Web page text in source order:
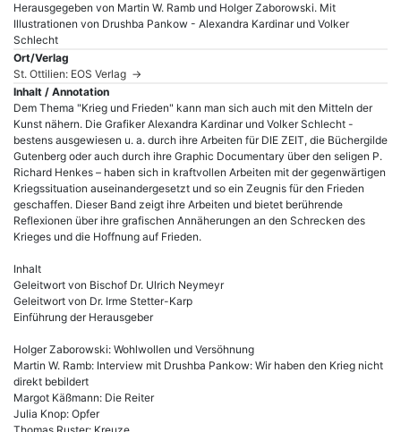
Herausgegeben von Martin W. Ramb und Holger Zaborowski. Mit
Illustrationen von Drushba Pankow - Alexandra Kardinar und Volker
Schlecht
Ort/Verlag
St. Ottilien: EOS Verlag →
Inhalt / Annotation
Dem Thema "Krieg und Frieden" kann man sich auch mit den Mitteln der
Kunst nähern. Die Grafiker Alexandra Kardinar und Volker Schlecht -
bestens ausgewiesen u. a. durch ihre Arbeiten für DIE ZEIT, die Büchergilde
Gutenberg oder auch durch ihre Graphic Documentary über den seligen P.
Richard Henkes – haben sich in kraftvollen Arbeiten mit der gegenwärtigen
Kriegssituation auseinandergesetzt und so ein Zeugnis für den Frieden
geschaffen. Dieser Band zeigt ihre Arbeiten und bietet berührende
Reflexionen über ihre grafischen Annäherungen an den Schrecken des
Krieges und die Hoffnung auf Frieden.
Inhalt
Geleitwort von Bischof Dr. Ulrich Neymeyr
Geleitwort von Dr. Irme Stetter-Karp
Einführung der Herausgeber
Holger Zaborowski: Wohlwollen und Versöhnung
Martin W. Ramb: Interview mit Drushba Pankow: Wir haben den Krieg nicht
direkt bebildert
Margot Käßmann: Die Reiter
Julia Knop: Opfer